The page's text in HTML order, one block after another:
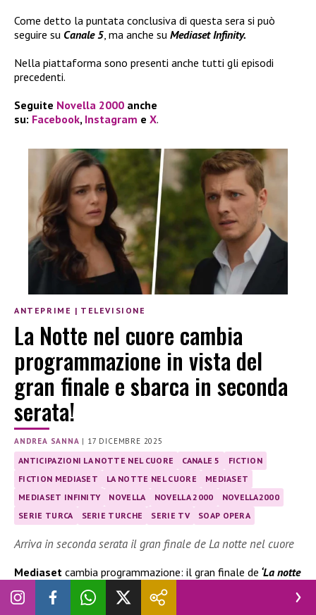
Come detto la puntata conclusiva di questa sera si può
seguire su Canale 5 , ma anche su Mediaset Infinity.
Nella piattaforma sono presenti anche tutti gli episodi
precedenti.
Seguite Novella 2000 anche
su: Facebook, Instagram e X.
ANTEPRIME | TELEVISIONE
La Notte nel cuore cambia
programmazione in vista del
gran finale e sbarca in seconda
serata!
ANDREA SANNA | 17 DICEMBRE 2025
ANTICIPAZIONI LA NOTTE NEL CUORE CANALE 5
FICTION
FICTION MEDIASET
LA NOTTE NEL CUORE
MEDIASET
MEDIASET INFINITY
NOVELLA NOVELLA 2000
NOVELLA2000
SERIE TURCA
SERIE TURCHE SERIE TV SOAP OPERA
Arriva in seconda serata il gran finale de La notte nel cuore
Mediaset cambia programmazione: il gran finale de ‘La notte
non andrà più in prime time, ma in
Ecco le ultime novità.